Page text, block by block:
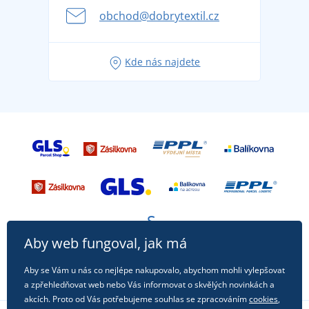
se na dovolenou bez starostí
obchod@dobrytextil.cz
Kde nás najdete
Aby web fungoval, jak má
Aby se Vám u nás co nejlépe nakupovalo, abychom mohli vylepšovat
a zpřehledňovat web nebo Vás informovat o skvělých novinkách a
akcích. Proto od Vás potřebujeme souhlas se zpracovánímcookies,